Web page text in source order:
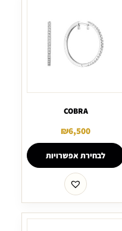
COBRA
₪6,500
לבחירת אפשרויות